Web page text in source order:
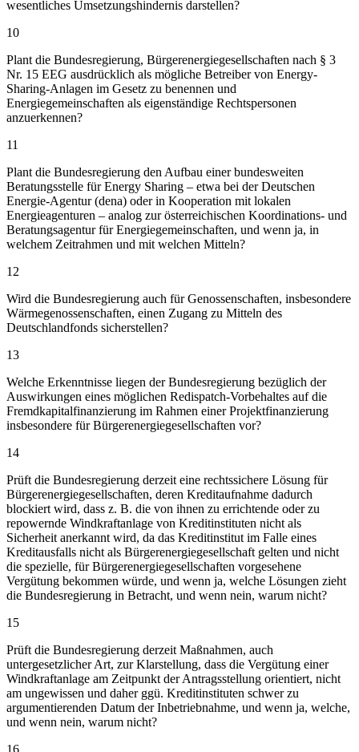
wesentliches Umsetzungshindernis darstellen?
10
Plant die Bundesregierung, Bürgerenergiegesellschaften nach § 3
Nr. 15 EEG ausdrücklich als mögliche Betreiber von Energy-
Sharing-Anlagen im Gesetz zu benennen und
Energiegemeinschaften als eigenständige Rechtspersonen
anzuerkennen?
11
Plant die Bundesregierung den Aufbau einer bundesweiten
Beratungsstelle für Energy Sharing – etwa bei der Deutschen
Energie-Agentur (dena) oder in Kooperation mit lokalen
Energieagenturen – analog zur österreichischen Koordinations- und
Beratungsagentur für Energiegemeinschaften, und wenn ja, in
welchem Zeitrahmen und mit welchen Mitteln?
12
Wird die Bundesregierung auch für Genossenschaften, insbesondere
Wärmegenossenschaften, einen Zugang zu Mitteln des
Deutschlandfonds sicherstellen?
13
Welche Erkenntnisse liegen der Bundesregierung bezüglich der
Auswirkungen eines möglichen Redispatch-Vorbehaltes auf die
Fremdkapitalfinanzierung im Rahmen einer Projektfinanzierung
insbesondere für Bürgerenergiegesellschaften vor?
14
Prüft die Bundesregierung derzeit eine rechtssichere Lösung für
Bürgerenergiegesellschaften, deren Kreditaufnahme dadurch
blockiert wird, dass z. B. die von ihnen zu errichtende oder zu
repowernde Windkraftanlage von Kreditinstituten nicht als
Sicherheit anerkannt wird, da das Kreditinstitut im Falle eines
Kreditausfalls nicht als Bürgerenergiegesellschaft gelten und nicht
die spezielle, für Bürgerenergiegesellschaften vorgesehene
Vergütung bekommen würde, und wenn ja, welche Lösungen zieht
die Bundesregierung in Betracht, und wenn nein, warum nicht?
15
Prüft die Bundesregierung derzeit Maßnahmen, auch
untergesetzlicher Art, zur Klarstellung, dass die Vergütung einer
Windkraftanlage am Zeitpunkt der Antragsstellung orientiert, nicht
am ungewissen und daher ggü. Kreditinstituten schwer zu
argumentierenden Datum der Inbetriebnahme, und wenn ja, welche,
und wenn nein, warum nicht?
16